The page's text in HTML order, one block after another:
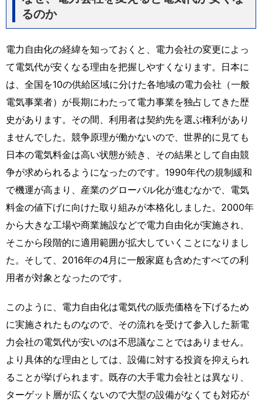
るのか
電力自由化の経緯を知っておくと、電力会社の変更によっ
て電気代が安くなる理由を把握しやすくなります。日本に
は、全国を10の供給区域に分けた各地域の電力会社（一般
電気事業者）が長期にわたって電力事業を独占してきた歴
史があります。その間、利用者は契約先を選ぶ権利があり
ませんでした。競争原理が働かないので、世界的に見ても
日本の電気料金は高い状態が続き、その結果として自由競
争が求められるようになったのです。1990年代の規制緩和
で機運が高まり、産業のグローバル化が進むなかで、電気
料金の値下げに向けた取り組みが本格化しました。2000年
から大きな工場や商業施設などで電力自由化が実施され、
そこから段階的に適用範囲が拡大していくことになりまし
た。そして、2016年の4月に一般家庭も含めたすべての利
用者が対象となったのです。
このように、電力自由化は電気代の販売価格を下げるため
に実施されたものなので、その流れを受けて参入した新電
力会社の電気代が安いのは不思議なことではありません。
より具体的な理由としては、設備に対する投資を抑えられ
ることが挙げられます。既存の大手電力会社とは異なり、
ターゲット層が広くないので大型の設備がなくても対応が